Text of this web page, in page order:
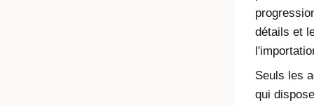
détails et
Seuls les
qui